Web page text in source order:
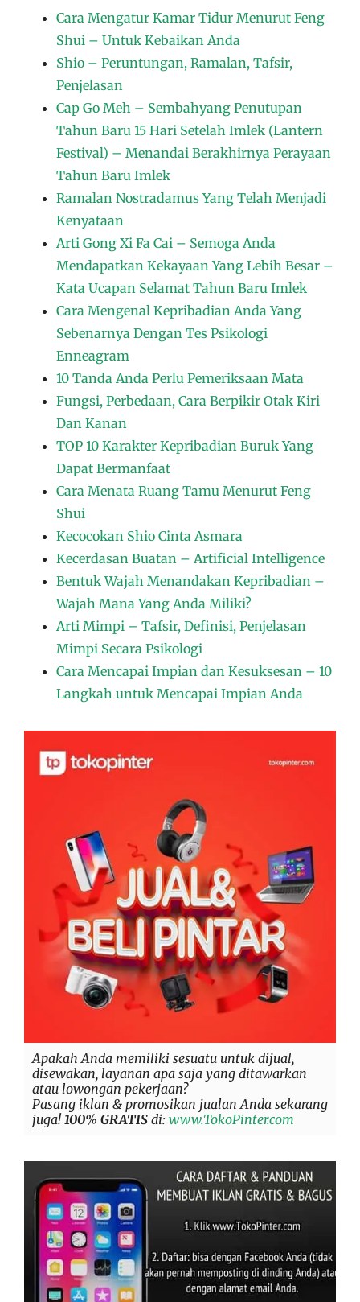
Cara Mengatur Kamar Tidur Menurut Feng
Shui – Untuk Kebaikan Anda
Shio – Peruntungan, Ramalan, Tafsir,
Penjelasan
Cap Go Meh – Sembahyang Penutupan
Tahun Baru 15 Hari Setelah Imlek (Lantern
Festival) – Menandai Berakhirnya Perayaan
Tahun Baru Imlek
Ramalan Nostradamus Yang Telah Menjadi
Kenyataan
Arti Gong Xi Fa Cai – Semoga Anda
Mendapatkan Kekayaan Yang Lebih Besar –
Kata Ucapan Selamat Tahun Baru Imlek
Cara Mengenal Kepribadian Anda Yang
Sebenarnya Dengan Tes Psikologi
Enneagram
10 Tanda Anda Perlu Pemeriksaan Mata
Fungsi, Perbedaan, Cara Berpikir Otak Kiri
Dan Kanan
TOP 10 Karakter Kepribadian Buruk Yang
Dapat Bermanfaat
Cara Menata Ruang Tamu Menurut Feng
Shui
Kecocokan Shio Cinta Asmara
Kecerdasan Buatan – Artificial Intelligence
Bentuk Wajah Menandakan Kepribadian –
Wajah Mana Yang Anda Miliki?
Arti Mimpi – Tafsir, Definisi, Penjelasan
Mimpi Secara Psikologi
Cara Mencapai Impian dan Kesuksesan – 10
Langkah untuk Mencapai Impian Anda
Apakah Anda memiliki sesuatu untuk dijual,
disewakan, layanan apa saja yang ditawarkan
atau lowongan pekerjaan?
Pasang iklan & promosikan jualan Anda sekarang
juga! 100% GRATIS di: www.TokoPinter.com